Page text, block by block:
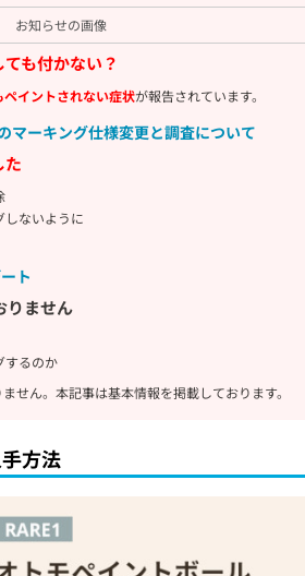
お知らせの画像
も付かない？
イントされない症状が報告されています。
マーキング仕様変更と調査について
しないように
ト
りません
するのか
せん。本記事は基本情報を掲載しております。
方法